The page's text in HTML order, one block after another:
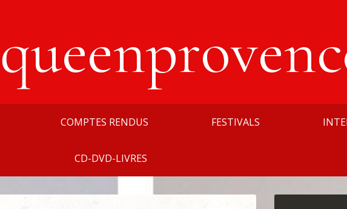
COMPTES RENDUS FESTIVALS
CD-DVD-LIVRES